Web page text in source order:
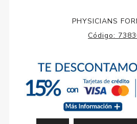
PHYSICIANS
Código: